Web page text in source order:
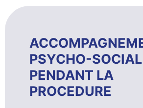
PSYCHO-SOCIAL
PENDANT LA
PROCEDURE